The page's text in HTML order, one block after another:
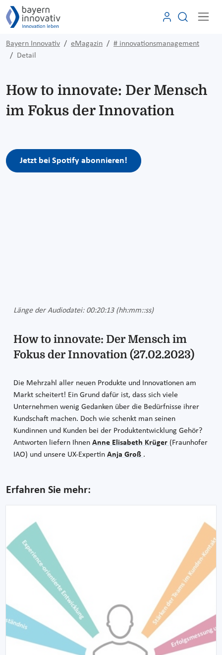
Bayern Innovativ eMagazin
# innovationsmanagement
Detail
How to innovate: Der Mensch
im Fokus der Innovation
Jetzt bei Spotify abonnieren!
Länge der Audiodatei: 00:20:13 (hh:mm::ss)
How to innovate: Der Mensch im
Fokus der Innovation (27.02.2023)
Die Mehrzahl aller neuen Produkte und Innovationen am
Markt scheitert! Ein Grund dafür ist, dass sich viele
Unternehmen wenig Gedanken über die Bedürfnisse ihrer
Kundschaft machen. Doch wie schenkt man seinen
Kundinnen und Kunden bei der Produktentwicklung Gehör?
Antworten liefern Ihnen Anne Elisabeth Krüger (Fraunhofer
IAO) und unsere UX-Expertin Anja Groß .
Erfahren Sie mehr: